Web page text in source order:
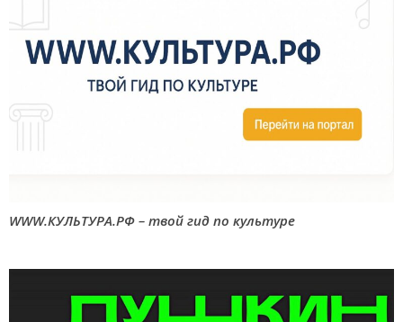
WWW.КУЛЬТУРА.РФ – твой гид по культуре